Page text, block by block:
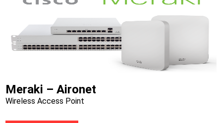
Meraki – Aironet
Wireless Access Point